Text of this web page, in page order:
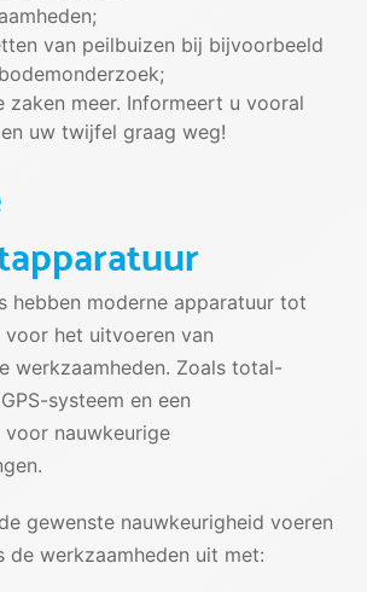
van peilbuizen bij bijvoorbeeld
zaken meer. Informeert u vooral
uw twijfel graag weg!
hebben moderne apparatuur tot
voor het uitvoeren van
werkzaamheden. Zoals total-
systeem en een
nauwkeurige
gewenste nauwkeurigheid voeren
de werkzaamheden uit met: